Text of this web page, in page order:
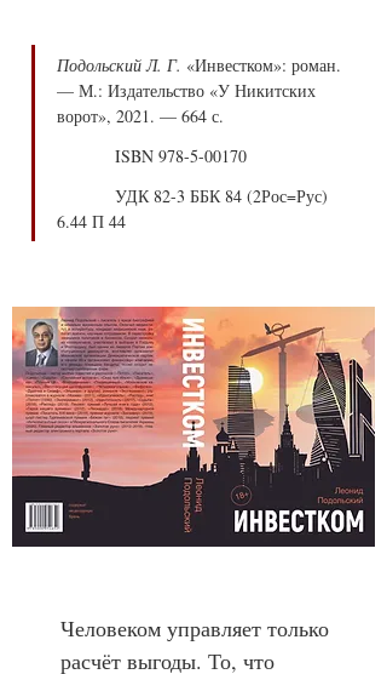
Подольский Л. Г. «Инвестком»: роман.
— М.: Издательство «У Никитских
ворот», 2021. — 664 с.
            ISBN 978-5-00170
6.44 П 44
Человеком управляет только
расчёт выгоды. То, что